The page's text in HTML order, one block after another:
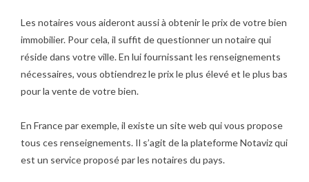
Les notaires vous aideront aussi à obtenir le prix de votre bien
immobilier. Pour cela, il suffit de questionner un notaire qui
réside dans votre ville. En lui fournissant les renseignements
nécessaires, vous obtiendrez le prix le plus élevé et le plus bas
pour la vente de votre bien.
En France par exemple, il existe un site web qui vous propose
tous ces renseignements. Il s’agit de la plateforme Notaviz qui
est un service proposé par les notaires du pays.